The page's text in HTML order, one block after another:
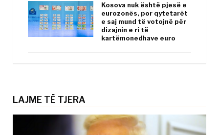
Kosova nuk është pjesë e
eurozonës, por qytetarët
e saj mund të votojnë për
dizajnin e ri të
kartëmonedhave euro
LAJME TË TJERA